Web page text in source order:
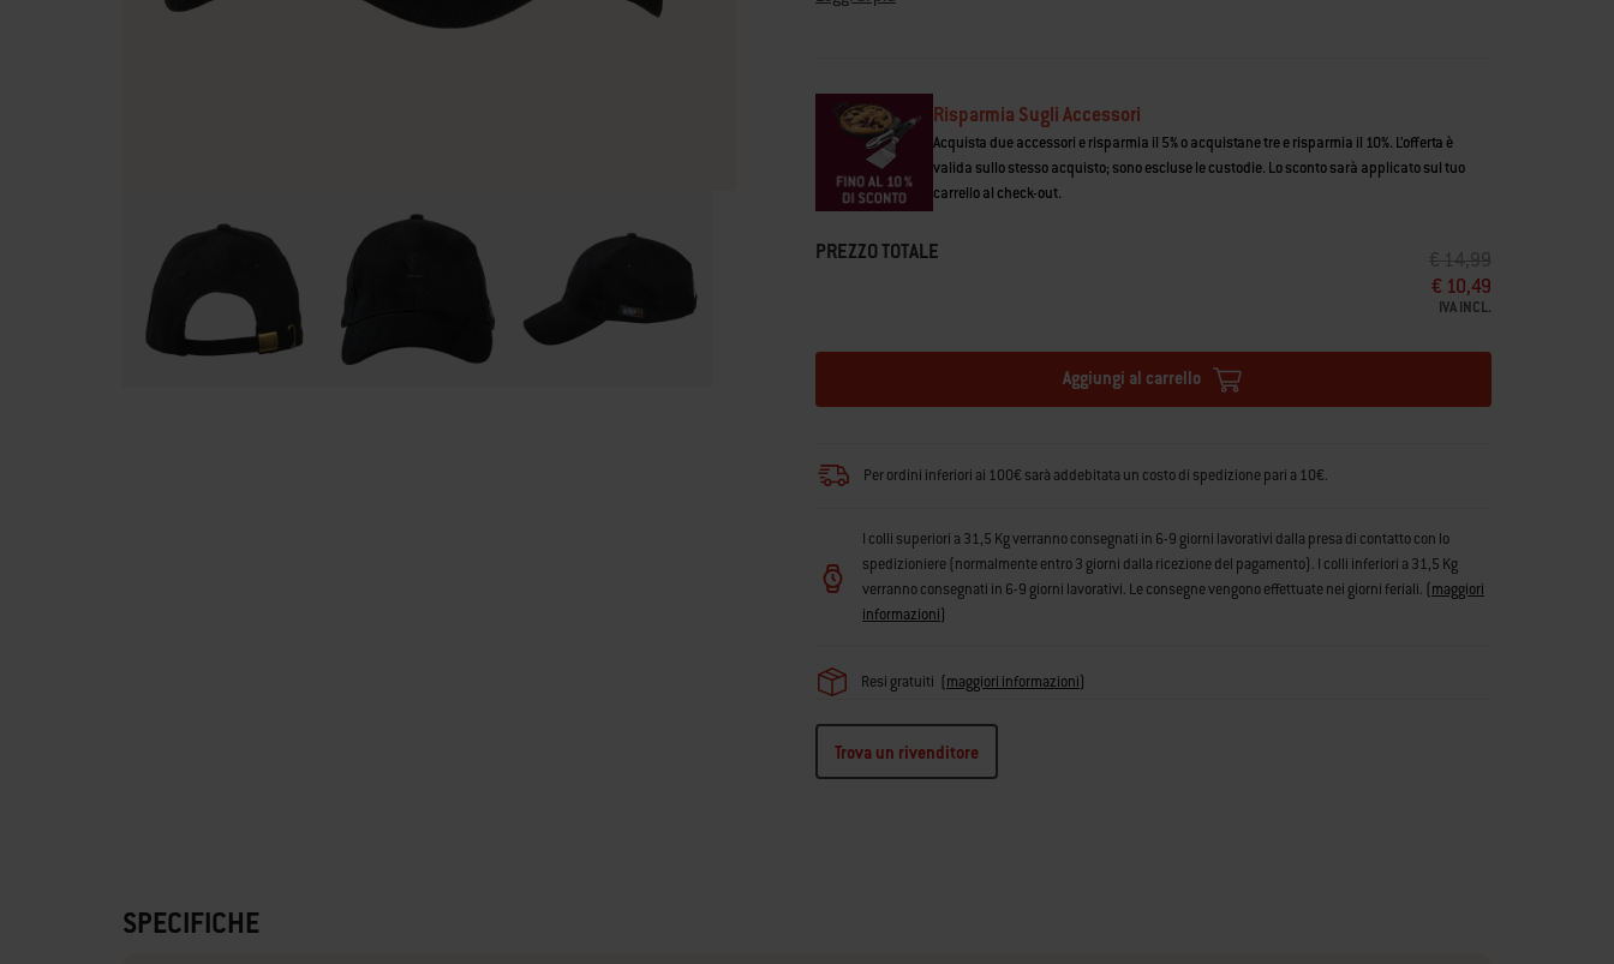
pagina.
Risparmia Sugli Accessori
Acquista due accessori e risparmia il 5% o acquistane tre e risparmia il 10%. L’offerta è
valida sullo stesso acquisto; sono escluse le custodie. Lo sconto sarà applicato sul tuo
carrello al check-out.
PREZZO TOTALE PREZZO RIDOTTO DA
€ 14,99A
€ 10,49
IVA INCL.
Aggiungi al carrello
Per ordini inferiori ai 100€ sarà addebitata un costo di spedizione pari a 10€.
I colli superiori a 31,5 Kg verranno consegnati in 6-9 giorni lavorativi dalla presa di contatto con lo
spedizioniere (normalmente entro 3 giorni dalla ricezione del pagamento). I colli inferiori a 31,5 Kg
verranno consegnati in 6-9 giorni lavorativi. Le consegne vengono effettuate nei giorni feriali. (maggiori
informazioni)
Resi gratuiti (maggiori informazioni)
Trova un rivenditore
SPECIFICHE